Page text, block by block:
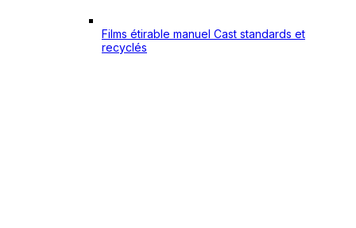
Films étirable manuel Cast standards et
recyclés